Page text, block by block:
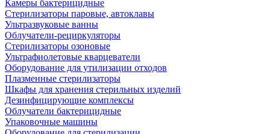
Камеры бактерицидные
Стерилизаторы паровые, автоклавы
Ультразвуковые ванны
Облучатели-рециркуляторы
Стерилизаторы озоновые
Ультрафиолетовые кварцеватели
Оборудование для утилизации отходов
Плазменные стерилизаторы
Шкафы для хранения стерильных изделий
Дезинфицирующие комплексы
Облучатели бактерицидные
Упаковочные машины